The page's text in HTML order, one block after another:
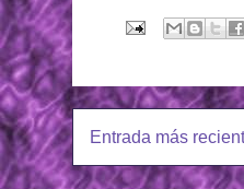
Entrada más